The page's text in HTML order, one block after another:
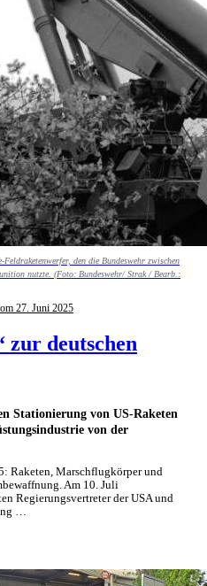
den die Bundeswehr zwischen
nutzte. (Foto: Bundeswehr/ Strak / Bearb.:
Stationierung von US-Raketen
von der
zur deutschen
27. Juni 2025
Raketen, Marschflugkörper und
Am 10. Juli
Regierungsvertreter der USA und
…